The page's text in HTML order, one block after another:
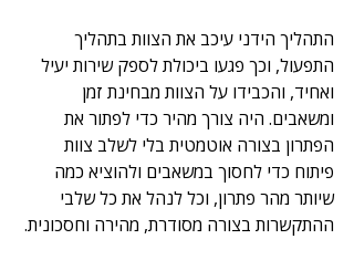
התהליך הידני עיכב את הצוות בתהליך
התפעול, וכך פגעו ביכולת לספק שירות יעיל
ואחיד, והכבידו על הצוות מבחינת זמן
ומשאבים. היה צורך מהיר כדי לפתור את
הפתרון בצורה אוטמטית בלי לשלב צוות
פיתוח כדי לחסוך במשאבים ולהוציא כמה
שיותר מהר פתרון, וכל לנהל את כל שלבי
ההתקשרות בצורה מסודרת, מהירה וחסכונית.